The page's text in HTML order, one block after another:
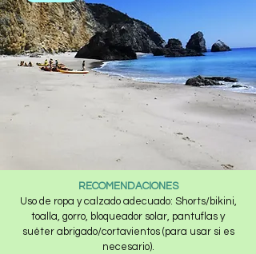
RECOMENDACIONES
Uso de ropa y calzado adecuado: Shorts/bikini,
toalla, gorro, bloqueador solar, pantuflas y
suéter abrigado/cortavientos (para usar si es
necesario).